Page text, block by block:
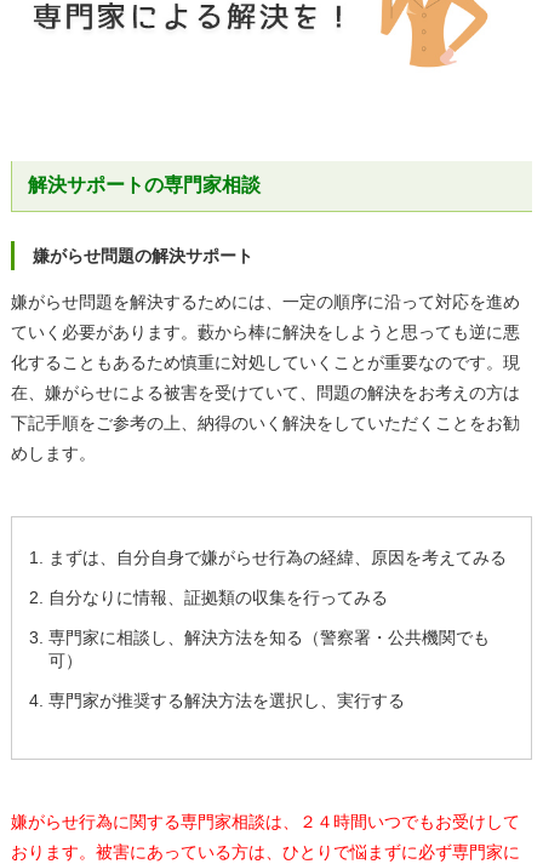
解決サポートの専門家相談
嫌がらせ問題の解決サポート
嫌がらせ問題を解決するためには、一定の順序に沿って対応を進め
ていく必要があります。藪から棒に解決をしようと思っても逆に悪
化することもあるため慎重に対処していくことが重要なのです。現
在、嫌がらせによる被害を受けていて、問題の解決をお考えの方は
下記手順をご参考の上、納得のいく解決をしていただくことをお勧
めします。
まずは、自分自身で嫌がらせ行為の経緯、原因を考えてみる
自分なりに情報、証拠類の収集を行ってみる
専門家に相談し、解決方法を知る（警察署・公共機関でも
可）
専門家が推奨する解決方法を選択し、実行する
嫌がらせ行為に関する専門家相談は、２４時間いつでもお受けして
おります。被害にあっている方は、ひとりで悩まずに必ず専門家に